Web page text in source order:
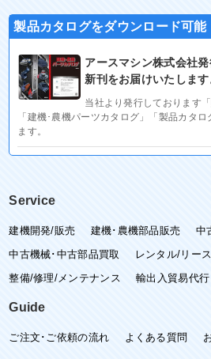
製品カタログをダウンロード可能
アースマシン株式会社
新刊をお届けいたします
当社より発行しております
「建機･農機パーツカタログ」「製品カタ
ます。
Service
建機開発/販売 建機･農機部品販売
中
中古機械･中古部品買取
レンタル/リース
整備/修理/メンテナンス
輸出入貿易代行
Guide
ご注文･ご依頼の流れ よくある質問